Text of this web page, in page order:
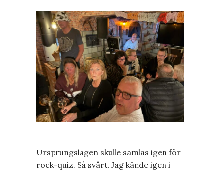
Ursprungslagen skulle samlas igen för
rock-quiz. Så svårt. Jag kände igen i